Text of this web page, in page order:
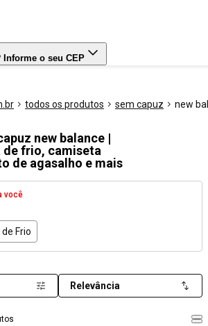
Informe o seu CEP
todos os produtos sem capuz new
new balance |
de frio, camiseta
de agasalho e mais
você
Frio
Relevância